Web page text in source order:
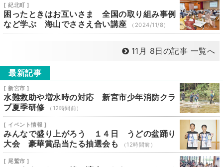
[ 紀北町 ]
困ったときはお互いさま 全国の取り組み事例
など学ぶ 海山でささえ合い講座
（2024/11/8）
11月 8日の記事 一覧へ
最新記事
[ 新宮市 ]
水難救助や増水時の対応 新宮市少年消防クラ
ブ夏季研修
（12時間前）
[ イベント情報 ]
みんなで盛り上がろう １４日 うどの盆踊り
大会 豪華賞品当たる抽選会も
（12時間前）
[ 尾鷲市 ]